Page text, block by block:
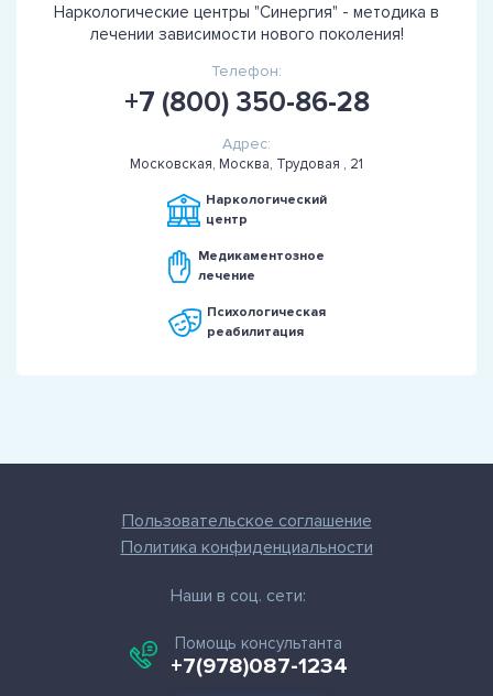
Наркологические центры "Синергия" - методика в
лечении зависимости нового поколения!
Телефон:
+7 (800) 350-86-28
Адрес:
Московская, Москва, Трудовая , 21
Наркологический
центр
Медикаментозное
лечение
Психологическая
реабилитация
Пользовательское соглашение
Политика конфиденциальности
Наши в соц. сети:
Помощь консультанта
+7(978)087-1234